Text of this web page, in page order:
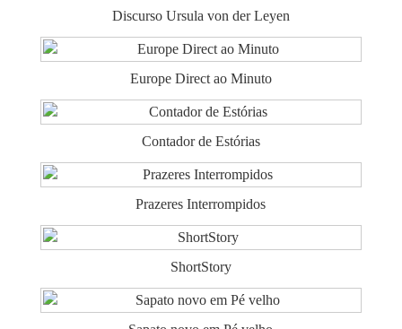
Discurso Ursula von der Leyen
Europe Direct ao Minuto
Contador de Estórias
Prazeres Interrompidos
ShortStory